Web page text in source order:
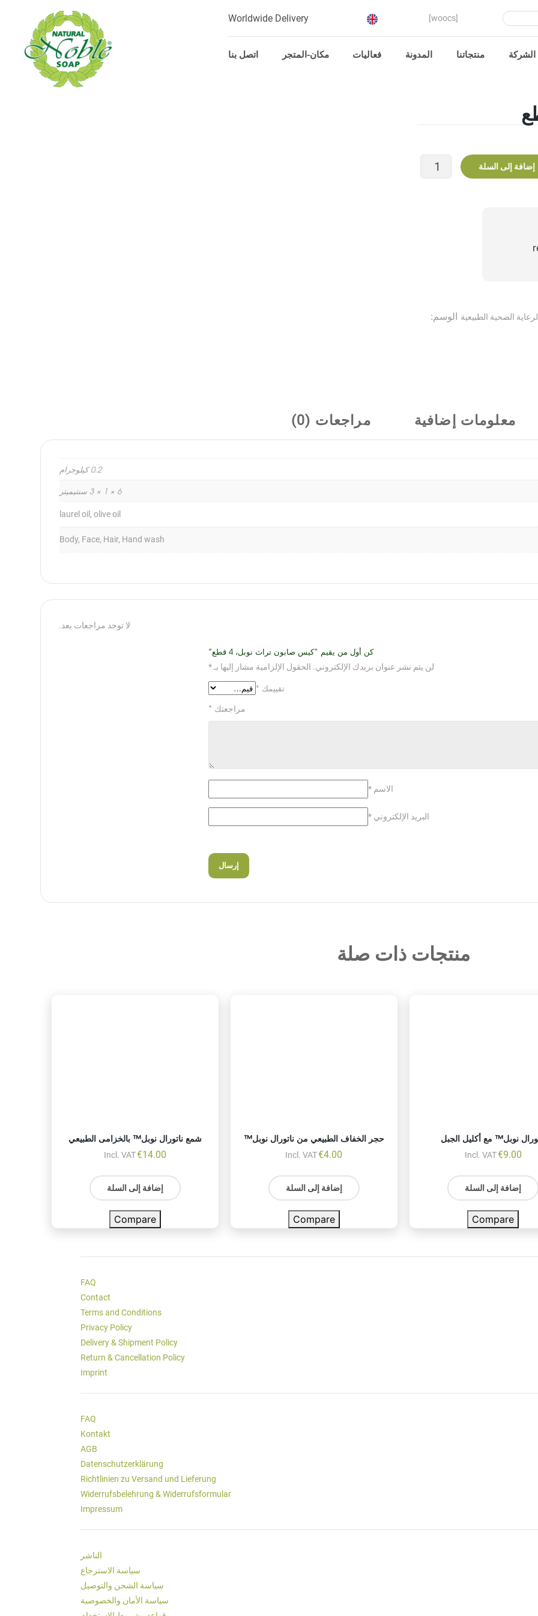
Worldwide Delivery [woocs]
search
اتصل بنا مكان-المتجر فعاليات المدونة منتجاتنا
كمية
إضافة إلى السلة
الصحية الطبيعية الوسم:
معلومات إضافية مراجعات (0)
0.2 كيلوجرام
6 × 1 × 3 سنتيميتر
laurel oil, olive oil
Body, Face, Hair, Hand wash
لا توجد مراجعات بعد.
كن أول من يقيم “كيس صابون تراث نوبل، 4 قطع”
لن يتم نشر عنوان بريدك الإلكتروني. الحقول الإلزامية مشار إليها بـ*
تقييمك *
مراجعتك *
الاسم *
البريد الإلكتروني *
منتجات ذات صلة
نوبل™ مع أكليل الجبل
€9.00
Incl. VAT
إضافة إلى السلة
Compare
حجر الخفاف الطبيعي من ناتورال نوبل™
€4.00
Incl. VAT
إضافة إلى السلة
Compare
شمع ناتورال نوبل™ بالخزامى الطبيعي
€14.00
Incl. VAT
إضافة إلى السلة
Compare
FAQ
Contact
Terms and Conditions
Privacy Policy
Delivery & Shipment Policy
Return & Cancellation Policy
Imprint
FAQ
Kontakt
AGB
Datenschutzerklärung
Richtlinien zu Versand und Lieferung
Widerrufsbelehrung & Widerrufsformular
Impressum
الناشر
سياسة الاسترجاع
سياسة الشحن والتوصيل
سياسة الأمان والخصوصية